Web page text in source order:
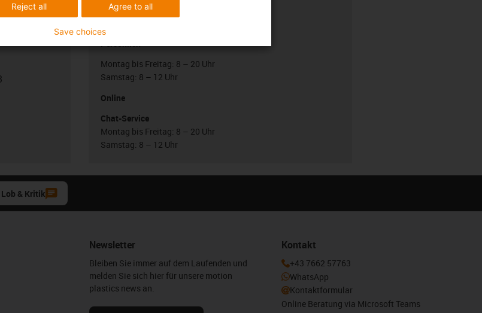
auch
Beratung und Lieferung
Montag bis Freitag: 8 – 20 Uhr
Samstag: 8 – 12 Uhr
Online
Chat-Service
Montag bis Freitag: 8 – 20 Uhr
Samstag: 8 – 12 Uhr
Lob & Kritik
Newsletter
Bleiben Sie immer auf dem Laufenden und
melden Sie sich hier für unsere motion
plastics news an.
Kontakt
+43 7662 57763
WhatsApp
Kontaktformular
Online Beratung via Microsoft Teams
Agree to all
Reject all
Save choices